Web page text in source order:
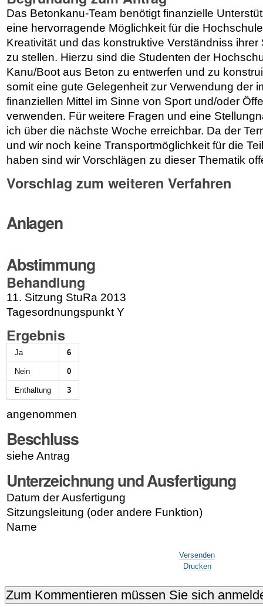
Das Betonkanu-Team benötigt finanzielle
eine hervorragende Möglichkeit für die
Kreativität und das konstruktive Verständniss
zu stellen. Hierzu sind die Studenten der
Kanu/Boot aus Beton zu entwerfen und zu
somit eine gute Gelegenheit zur Verwendung der
finanziellen Mittel im Sinne von Sport und/oder
verwenden. Für weitere Fragen und eine
ich über die nächste Woche erreichbar. Da der
und wir noch keine Transportmöglichkeit für die
haben sind wir Vorschlägen zu dieser Thematik
Vorschlag zum weiteren Verfahren
Anlagen
Abstimmung
Behandlung
11. Sitzung StuRa 2013
Tagesordnungspunkt Y
Ergebnis
Ja 6
Nein 0
Enthaltung 3
angenommen
Beschluss
siehe Antrag
Unterzeichnung und Ausfertigung
Datum der Ausfertigung
Sitzungsleitung (oder andere Funktion)
Name
Versenden
Drucken